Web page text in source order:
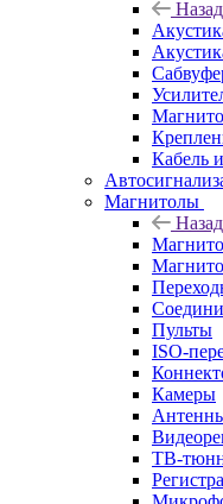
Назад
Кабель
Магнитолы
Назад
Пульты
ISO-
Камеры
ТВ-